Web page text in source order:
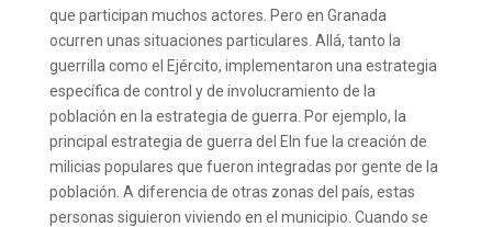
que participan muchos actores. Pero en Granada
ocurren unas situaciones particulares. Allá, tanto la
guerrilla como el Ejército, implementaron una estrategia
específica de control y de involucramiento de la
población en la estrategia de guerra. Por ejemplo, la
principal estrategia de guerra del Eln fue la creación de
milicias populares que fueron integradas por gente de la
población. A diferencia de otras zonas del país, estas
personas siguieron viviendo en el municipio. Cuando se